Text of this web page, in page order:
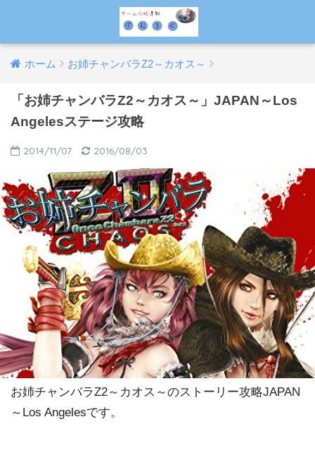
ホーム お姉チャンバラZ2～カオス～
「お姉チャンバラZ2～カオス～」JAPAN～Los
Angelesステージ攻略
2014/11/07 2016/08/03
お姉チャンバラZ2～カオス～のストーリー攻略JAPAN
～Los Angelesです。